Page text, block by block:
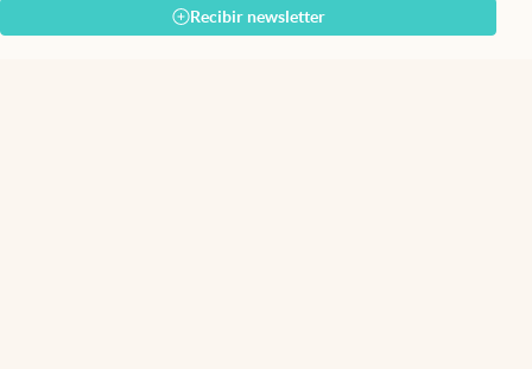
Recibir newsletter